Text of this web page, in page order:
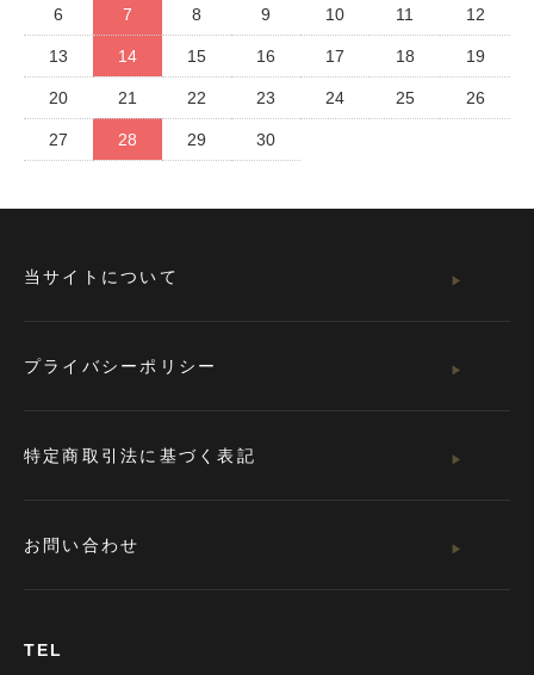
6 7 8 9 10 11 12
13 14 15 16 17 18 19
20 21 22 23 24 25 26
27 28 29 30
当サイトについて
プライバシーポリシー
特定商取引法に基づく表記
お問い合わせ
TEL